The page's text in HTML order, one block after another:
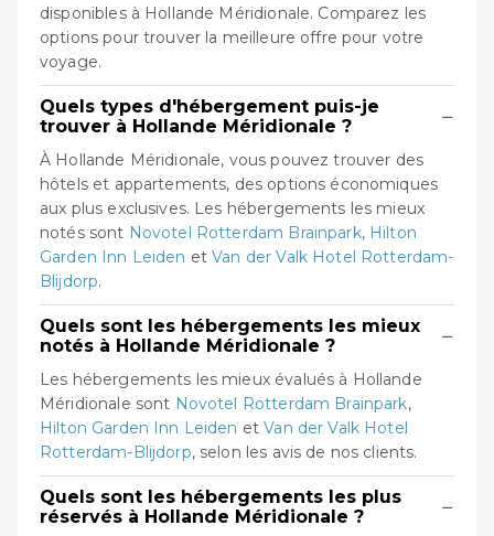
disponibles à Hollande Méridionale. Comparez les
options pour trouver la meilleure offre pour votre
voyage.
Quels types d'hébergement puis-je
trouver à Hollande Méridionale ?
−
À Hollande Méridionale, vous pouvez trouver des
hôtels et appartements, des options économiques
aux plus exclusives. Les hébergements les mieux
notés sont Novotel Rotterdam Brainpark, Hilton
Garden Inn Leiden etVan der Valk Hotel Rotterdam-
Blijdorp.
Quels sont les hébergements les mieux
notés à Hollande Méridionale ?
−
Les hébergements les mieux évalués à Hollande
Méridionale sont Novotel Rotterdam Brainpark,
Hilton Garden Inn Leiden etVan der Valk Hotel
Rotterdam-Blijdorp, selon les avis de nos clients.
Quels sont les hébergements les plus
réservés à Hollande Méridionale ?
−